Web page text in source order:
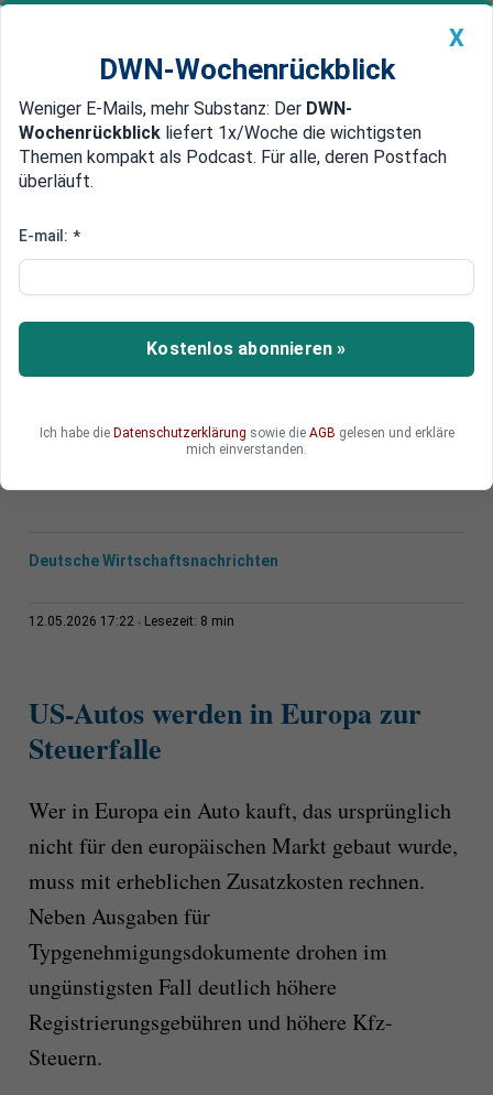
Newsticker MEIN DWN: Geldanlage Premium
Edelmetalle DWN-Magazin China
US-Autos als Kostenrisiko: Wie
belastet
Importierte US-Autos werden durch Kfz-Steuer,
CO₂-Werte und Einzelgenehmigung für viele
kann ein bereits zugelassenes Fahrzeug plötzlich
deutlich höhere Kosten auslösen?
Deutsche Wirtschaftsnachrichten
12.05.2026 17:22 Lesezeit: 8 min
US-Autos werden in Europa zur
Steuerfalle
Wer in Europa ein Auto kauft, das ursprünglich
nicht für den europäischen Markt gebaut wurde,
muss mit erheblichen Zusatzkosten rechnen.
Neben Ausgaben für
Typgenehmigungsdokumente drohen im
ungünstigsten Fall deutlich höhere
Registrierungsgebühren und höhere Kfz-
Steuern.
X
DWN-Wochenrückblick
Weniger E-Mails, mehr Substanz: Der DWN-
Wochenrückblick liefert 1x/Woche die wichtigsten
Themen kompakt als Podcast. Für alle, deren Postfach
überläuft.
E-mail: *
Kostenlos abonnieren »
Ich habe die Datenschutzerklärung sowie die AGB gelesen und erkläre
mich einverstanden.